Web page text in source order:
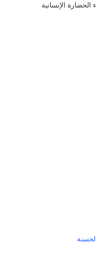
الحضارة الإنسانية